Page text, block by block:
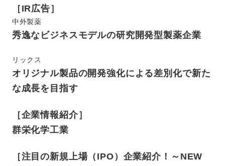
［IR広告］
中外製薬
秀逸なビジネスモデルの研究開発型製薬企業
リックス
オリジナル製品の開発強化による差別化で新た
な成長を目指す
［企業情報紹介］
群栄化学工業
［注目の新規上場（IPO）企業紹介！～NEW